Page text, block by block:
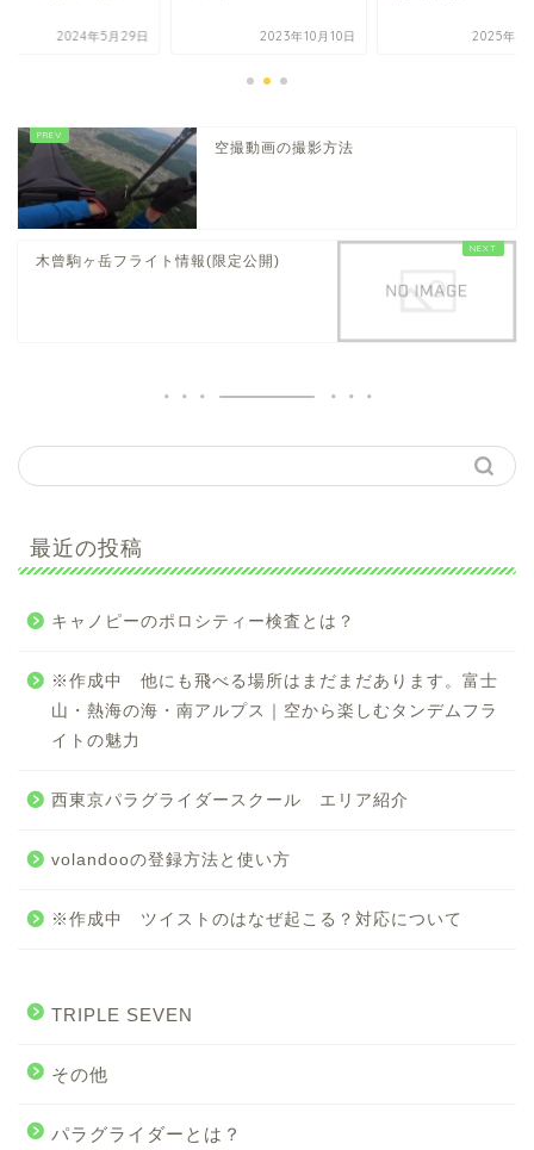
2024年5月29日 2023年10月10日 2025年4
空撮動画の撮影方法
木曾駒ヶ岳フライト情報(限定公開)
最近の投稿
キャノピーのポロシティー検査とは？
※作成中 他にも飛べる場所はまだまだあります。富士
山・熱海の海・南アルプス｜空から楽しむタンデムフラ
イトの魅力
西東京パラグライダースクール エリア紹介
volandooの登録方法と使い方
※作成中 ツイストのはなぜ起こる？対応について
TRIPLE SEVEN
その他
パラグライダーとは？